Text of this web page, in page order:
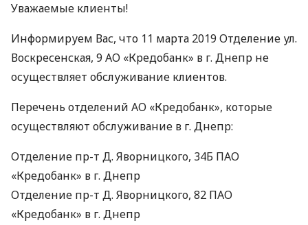
Уважаемые клиенты!
Информируем Вас, что 11 марта 2019 Отделение ул.
Воскресенская, 9 АО «Кредобанк» в г. Днепр не
осуществляет обслуживание клиентов.
Перечень отделений АО «Кредобанк», которые
осуществляют обслуживание в г. Днепр:
Отделение пр-т Д. Яворницкого, 34Б ПАО
«Кредобанк» в г. Днепр
Отделение пр-т Д. Яворницкого, 82 ПАО
«Кредобанк» в г. Днепр